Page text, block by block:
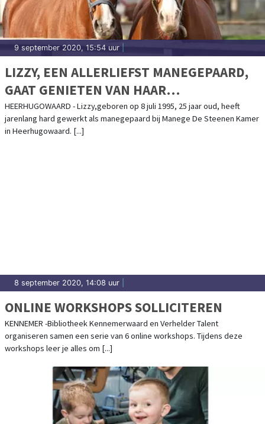
9 september 2020, 15:54 uur
LIZZY, EEN ALLERLIEFST MANEGEPAARD,
GAAT GENIETEN VAN HAAR
WELVERDIENDE PENSIOEN.
HEERHUGOWAARD - Lizzy,geboren op 8 juli 1995, 25 jaar oud, heeft
jarenlang hard gewerkt als manegepaard bij Manege De Steenen Kamer
in Heerhugowaard. [...]
8 september 2020, 14:08 uur
ONLINE WORKSHOPS SOLLICITEREN
KENNEMER -Bibliotheek Kennemerwaard en Verhelder Talent
organiseren samen een serie van 6 online workshops. Tijdens deze
workshops leer je alles om [...]